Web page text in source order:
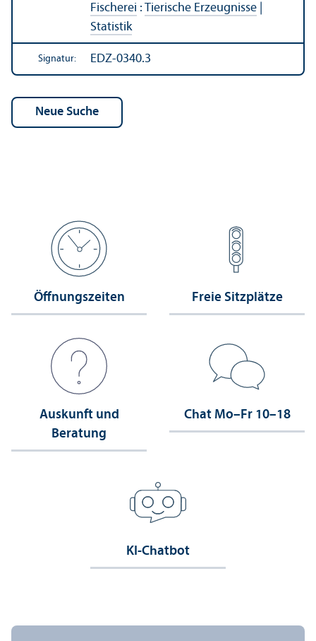
Fischerei : Tierische Erzeugnisse
Statistik
Signatur: EDZ-0340.3
Öffnungs­zeiten Freie Sitzplätze
Auskunft und
Beratung
Chat Mo–Fr 10–18
KI-Chatbot